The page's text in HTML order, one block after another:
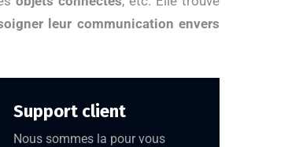
leur communication envers
Support client
Nous sommes la pour vous